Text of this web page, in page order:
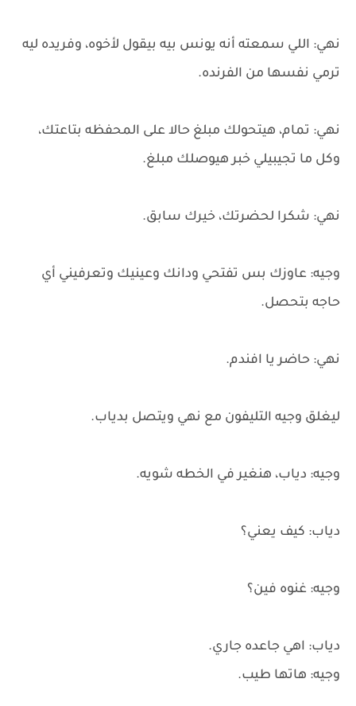
نهي: اللي سمعته أنه يونس بيه بيقول لأخوه، وفريده ليه
ترمي نفسها من الفرنده.
نهي: تمام، هيتحولك مبلغ حالا على المحفظه بتاعتك،
وكل ما تجيبيلي خبر هيوصلك مبلغ.
نهي: شكرا لحضرتك، خيرك سابق.
وجيه: عاوزك بس تفتحي ودانك وعينيك وتعرفيني أي
حاجه بتحصل.
نهي: حاضر يا افندم.
ليغلق وجيه التليفون مع نهي ويتصل بدياب.
وجيه: دياب، هنغير في الخطه شويه.
دياب: كيف يعني؟
وجيه: غنوه فين؟
دياب: اهي جاعده جاري.
وجيه: هاتها طيب.